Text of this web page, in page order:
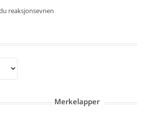
reaksjonsevnen
Merkelapper